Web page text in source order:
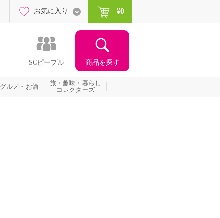
SCピープル 商品を探す
お気に入り ¥0
グルメ・お酒
旅・趣味・暮らし
コレクターズ